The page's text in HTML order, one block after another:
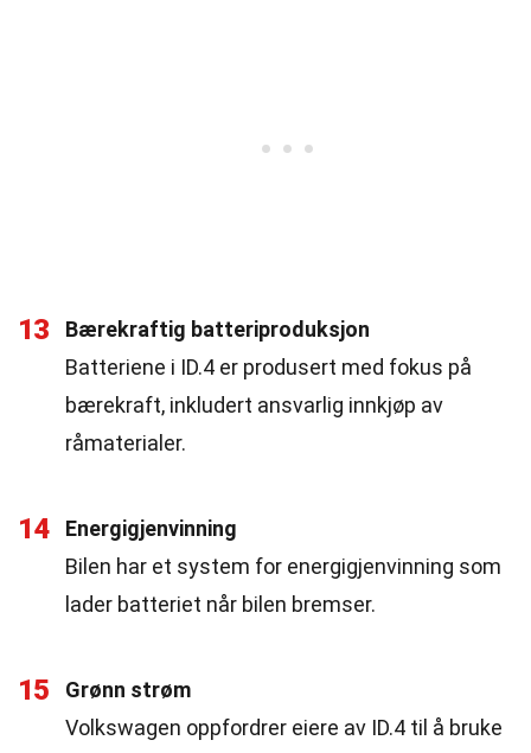
13
Bærekraftig batteriproduksjon
Batteriene i ID.4 er produsert med fokus på
bærekraft, inkludert ansvarlig innkjøp av
råmaterialer.
14
Energigjenvinning
Bilen har et system for energigjenvinning som
lader batteriet når bilen bremser.
15
Grønn strøm
Volkswagen oppfordrer eiere av ID.4 til å bruke